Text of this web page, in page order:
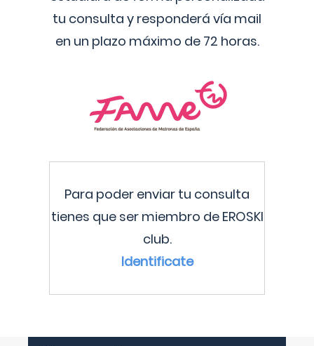
tu consulta y responderá vía mail
en un plazo máximo de 72 horas.
Para poder enviar tu consulta
tienes que ser miembro de EROSKI
club.
Identificate